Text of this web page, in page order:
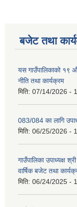
बजेट तथा
यस गाउँपालिकाको १९ औं
नीति तथा कार्यक्रम
मिति: 07/14/2026 -
083/084 का लागि
मिति: 06/25/2026 -
गाउँपालिका उपाध्यक्ष
वार्षिक बजेट तथा
मिति: 06/24/2025 -